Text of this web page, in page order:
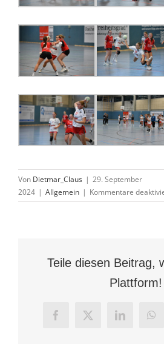
Von Dietmar_Claus | 29. September
2024 | Allgemein | Kommentare
Teile diesen Beitrag,
Plattform!
Facebook
X LinkedIn